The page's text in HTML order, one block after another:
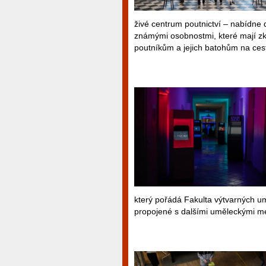
živé centrum poutnictví – nabídne
známými osobnostmi, které mají
poutníkům a jejich batohům na
který pořádá Fakulta výtvarných
propojené s dalšími uměleckými